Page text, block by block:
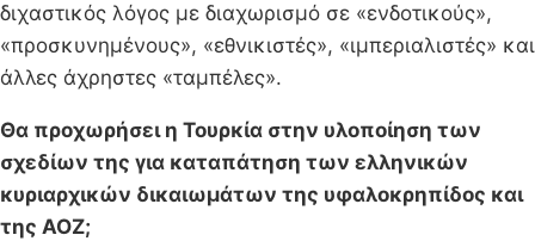
διχαστικός λόγος με διαχωρισμό σε «ενδοτικούς»,
«προσκυνημένους», «εθνικιστές», «ιμπεριαλιστές» και
άλλες άχρηστες «ταμπέλες».
Θα προχωρήσει η Τουρκία στην υλοποίηση των
σχεδίων της για καταπάτηση των ελληνικών
κυριαρχικών δικαιωμάτων της υφαλοκρηπίδος και
της ΑΟΖ;